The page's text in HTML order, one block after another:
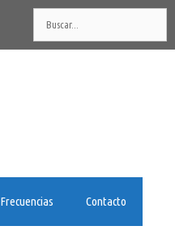
Frecuencias Contacto